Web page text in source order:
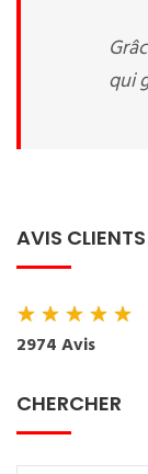
qui
AVIS CLIENTS
★★★★★
2974 Avis
CHERCHER